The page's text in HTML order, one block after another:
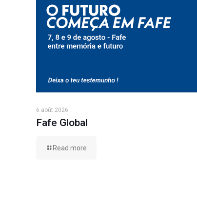
6 août 2026
Fafe Global
Read more